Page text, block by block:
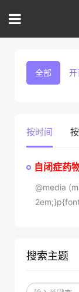
全部 开
按时间
自闭症药
@media
搜索主题